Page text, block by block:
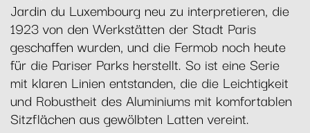
Jardin du Luxembourg neu zu interpretieren, die
1923 von den Werkstätten der Stadt Paris
geschaffen wurden, und die Fermob noch heute
für die Pariser Parks herstellt. So ist eine Serie
mit klaren Linien entstanden, die die Leichtigkeit
und Robustheit des Aluminiums mit komfortablen
Sitzflächen aus gewölbten Latten vereint.